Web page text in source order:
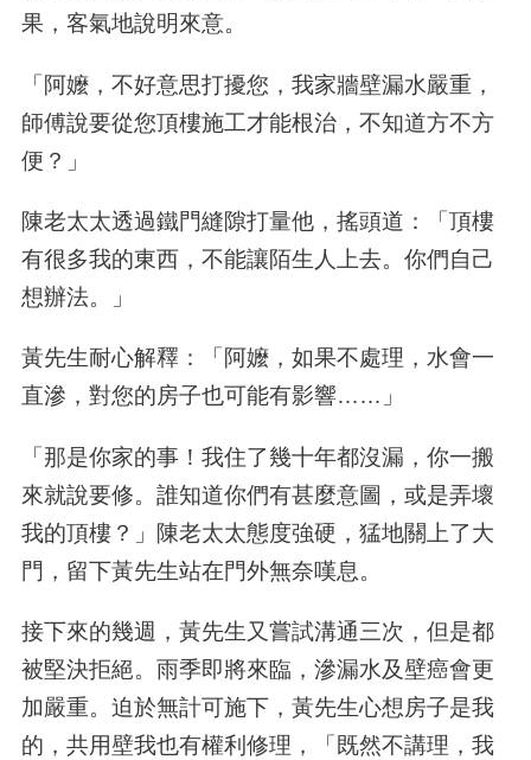
果，客氣地說明來意。
「阿嬤，不好意思打擾您，我家牆壁漏水嚴重，
師傅說要從您頂樓施工才能根治，不知道方不方
便？」
陳老太太透過鐵門縫隙打量他，搖頭道：「頂樓
有很多我的東西，不能讓陌生人上去。你們自己
想辦法。」
黃先生耐心解釋：「阿嬤，如果不處理，水會一
直滲，對您的房子也可能有影響……」
「那是你家的事！我住了幾十年都沒漏，你一搬
來就說要修。誰知道你們有甚麼意圖，或是弄壞
我的頂樓？」陳老太太態度強硬，猛地關上了大
門，留下黃先生站在門外無奈嘆息。
接下來的幾週，黃先生又嘗試溝通三次，但是都
被堅決拒絕。雨季即將來臨，滲漏水及壁癌會更
加嚴重。迫於無計可施下，黃先生心想房子是我
的，共用壁我也有權利修理，「既然不講理，我